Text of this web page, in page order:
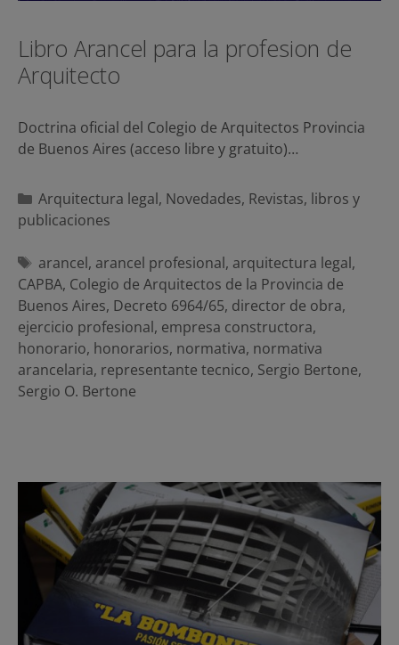
Libro Arancel para la profesion de
Arquitecto
Doctrina oficial del Colegio de Arquitectos Provincia
de Buenos Aires (acceso libre y gratuito)…
Categorías
Arquitectura legal, Novedades, Revistas, libros y
publicaciones
Etiquetas
arancel, arancel profesional, arquitectura legal,
CAPBA, Colegio de Arquitectos de la Provincia de
Buenos Aires, Decreto 6964/65, director de obra,
ejercicio profesional, empresa constructora,
honorario, honorarios, normativa, normativa
arancelaria, representante tecnico, Sergio Bertone,
Sergio O. Bertone